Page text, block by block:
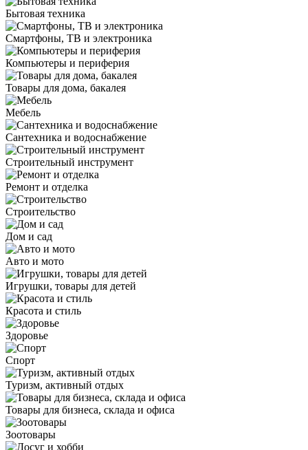
Бытовая техника
Смартфоны, ТВ и электроника
Компьютеры и периферия
Товары для дома, бакалея
Мебель
Сантехника и водоснабжение
Строительный инструмент
Ремонт и отделка
Строительство
Дом и сад
Авто и мото
Игрушки, товары для детей
Красота и стиль
Здоровье
Спорт
Туризм, активный отдых
Товары для бизнеса, склада и офиса
Зоотовары